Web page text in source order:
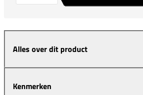
Alles over dit product
Kenmerken